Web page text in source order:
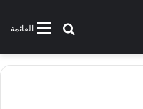
القائمةبحث عن